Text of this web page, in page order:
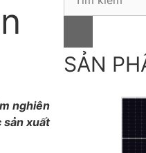
nghiên
sản xuất
c
h
SẢN